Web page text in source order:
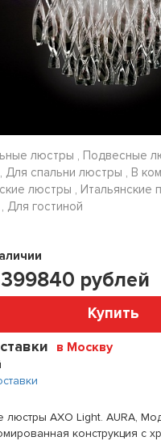
люстры , Подвесные
Для спальни люстры , В
люстры , Итальянские
Для гостиной
399840 рублей
Купить
в Москву
AXO Light. AURA,
конструкция с